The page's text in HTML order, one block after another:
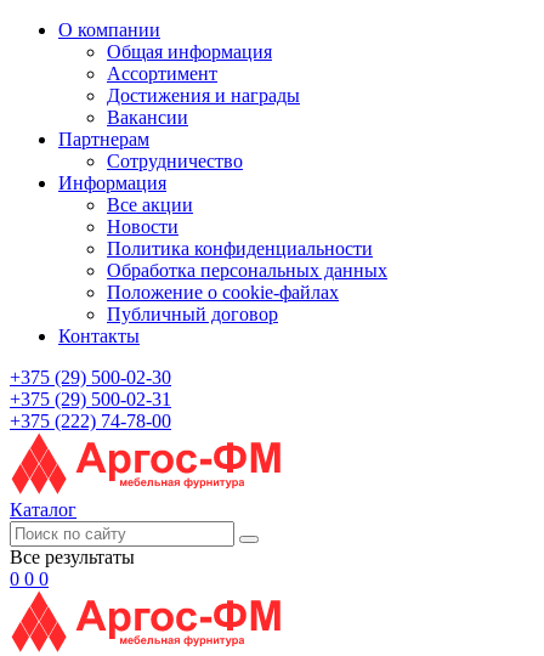
О компании
Общая информация
Ассортимент
Достижения и награды
Вакансии
Партнерам
Сотрудничество
Информация
Все акции
Новости
Политика конфиденциальности
Обработка персональных данных
Положение о cookie-файлах
Публичный договор
Контакты
+375 (29) 500-02-30
+375 (29) 500-02-31
+375 (222) 74-78-00
Каталог
Все результаты
0 0 0